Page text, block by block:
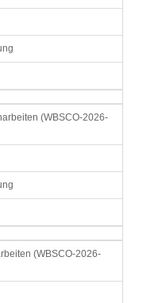
(WBSCO-2026-
(WBSCO-2026-